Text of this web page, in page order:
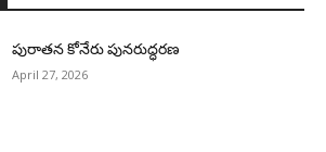
పురాత‌న కోనేరు పున‌రుద్ధ‌ర‌ణ
April 27, 2026